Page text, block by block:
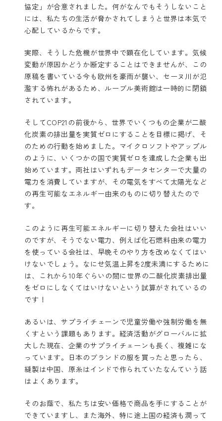
協定」が合意されました。何がなんでもそうしないこと
には、私たちの生活が脅かされてしまうと世界は本気で
心配しているからです。
実際、そうした危機が世界中で顕在化しています。気候
変動が原因かどうか断定することはできませんが、この
原稿を書いている今も欧州を豪雨が襲い、セーヌ川が氾
濫する怖れがあるため、ルーブル美術館は一時的に閉鎖
されています。
そしてCOP21の前後から、世界でいくつもの企業が二酸
化炭素の排出量を実質ゼロにすることを目標に掲げ、そ
のための行動を始めました。マイクロソフトやアップル
のように、いくつかの国で実質ゼロを達成した企業も出
始めています。両社はいずれもデータセンターで大量の
電力を消費していますが、その電気をすべて太陽光など
の再生可能なエネルギー由来のものに切り替えたので
す。
このように再生可能エネルギーに切り替えた会社はいい
のですが、そうでない電力、例えば化石燃料由来の電力
を使っている会社は、早晩そのやり方を改めなくてはい
けないでしょう。なにせ気温上昇を2度未満にするために
は、これから10年ぐらいの間に世界の二酸化炭素排出量
をゼロにしなくてはいけないという試算がされているの
です！
あるいは、サプライチェーンで児童労働や強制労働を無
くすという課題もあります。経済活動がグローバルに拡
大した現在、企業のサプライチェーンも長く、複雑にな
っています。日本のブランドの服を買ったと思ったら、
縫製は中国、原糸はインドで作られていたなんていう話
はよくあります。
そのお蔭で、私たちは安い価格で商品を手にすることが
できていますし、また海外、特に途上国の経済も潤って